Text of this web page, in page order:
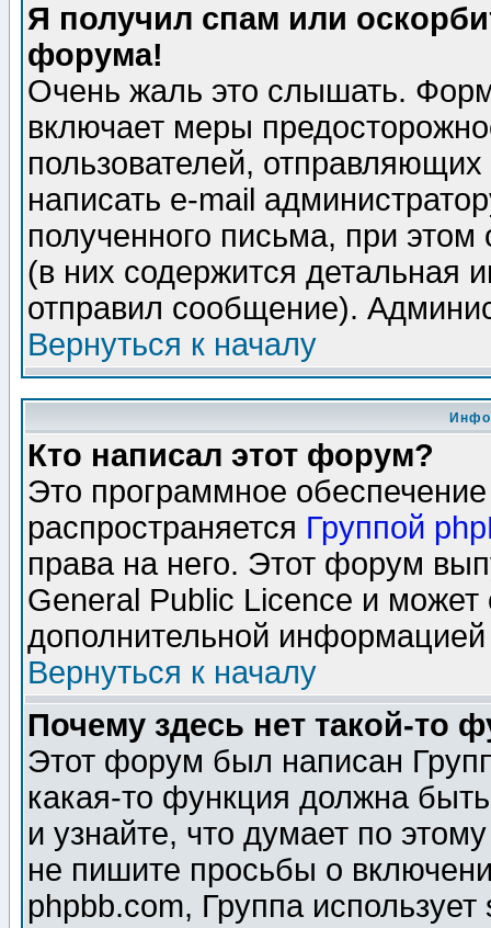
Я получил спам или
форума!
Очень жаль это слышать.
включает меры
пользователей,
написать e-mail
полученного письма, при этом
(в них содержится детальная
отправил сообщение).
Вернуться к началу
Кто написал этот форум?
Это программное
распространяется Группой
права на него. Этот форум
General Public Licence и может
дополнительной
Вернуться к началу
Почему здесь нет такой-то
Этот форум был написан
какая-то функция должна
и узнайте, что думает по
не пишите просьбы о
phpbb.com, Группа